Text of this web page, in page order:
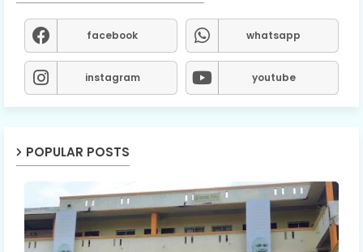
facebook whatsapp
instagram youtube
POPULAR POSTS